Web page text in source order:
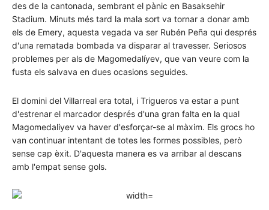
des de la cantonada, sembrant el pànic en Basaksehir
Stadium. Minuts més tard la mala sort va tornar a donar amb
els de Emery, aquesta vegada va ser Rubén Peña qui després
d'una rematada bombada va disparar al travesser. Seriosos
problemes per als de Magomedalíyev, que van veure com la
fusta els salvava en dues ocasions seguides.
El domini del Villarreal era total, i Trigueros va estar a punt
d'estrenar el marcador després d'una gran falta en la qual
Magomedaliyev va haver d'esforçar-se al màxim. Els grocs ho
van continuar intentant de totes les formes possibles, però
sense cap èxit. D'aquesta manera es va arribar al descans
amb l'empat sense gols.